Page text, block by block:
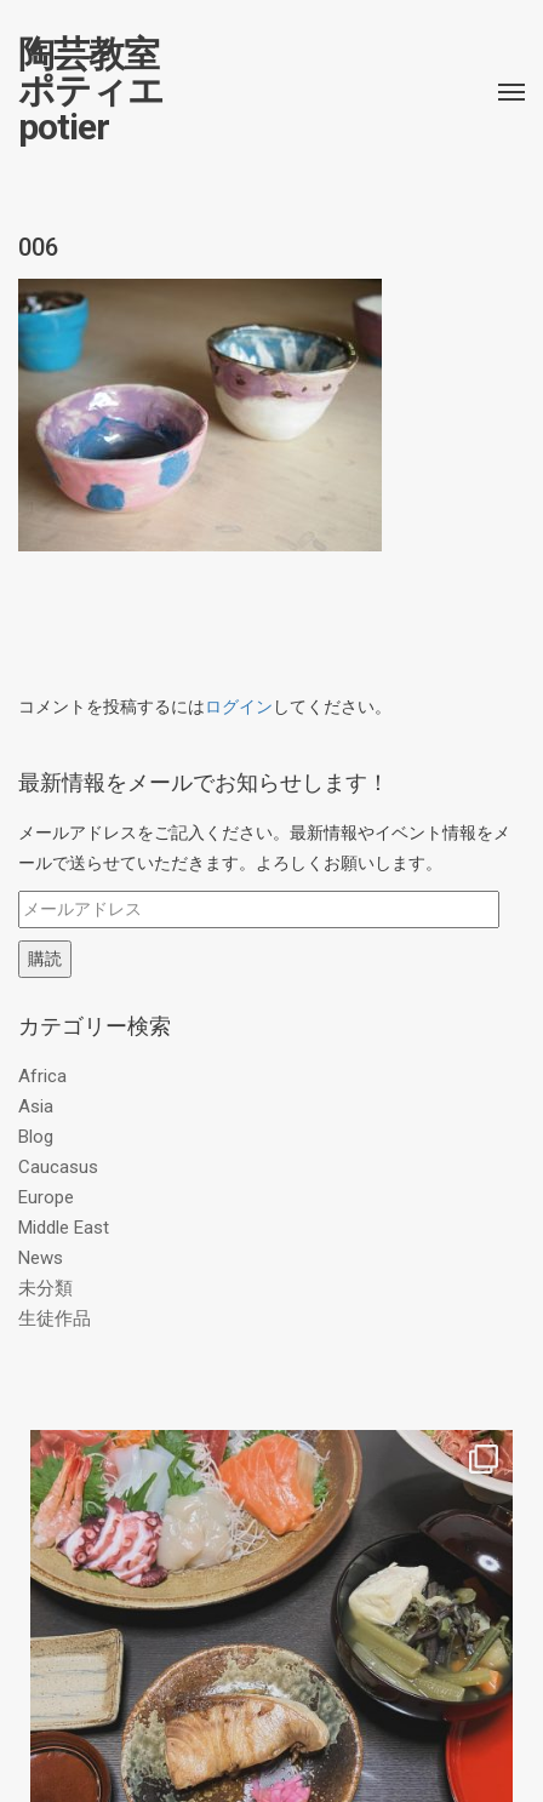
陶芸教室
ポティエ
potier
006
コメントを投稿するにはログイン してください。
最新情報をメールでお知らせします！
メールアドレスをご記入ください。最新情報やイベント情報をメ
ールで送らせていただきます。よろしくお願いします。
メ
ー
ル
ド
ス
購読
カテゴリー検索
Africa
Asia
Blog
Caucasus
Europe
Middle East
News
未分類
生徒作品